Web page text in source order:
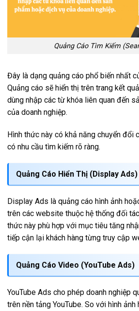
Quảng Cáo Tìm Kiếm
Đây là dạng quảng cáo phổ biến nhất
Quảng cáo sẽ hiển thị trên trang kết
dùng nhập các từ khóa liên quan đến
của doanh nghiệp.
Hình thức này có khả năng chuyển đổi
có nhu cầu tìm kiếm rõ ràng.
Quảng Cáo Hiển Thị (Display Ads)
Display Ads là quảng cáo hình ảnh
trên các website thuộc hệ thống đối
thức này phù hợp với mục tiêu tăng
tiếp cận lại khách hàng từng truy cập
Quảng Cáo Video (YouTube Ads)
YouTube Ads cho phép doanh nghiệp
trên nền tảng YouTube. So với hình